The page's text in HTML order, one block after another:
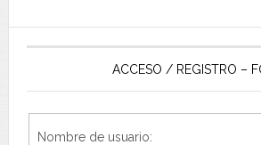
ACCESO / REGISTRO –
Nombre de usuario: